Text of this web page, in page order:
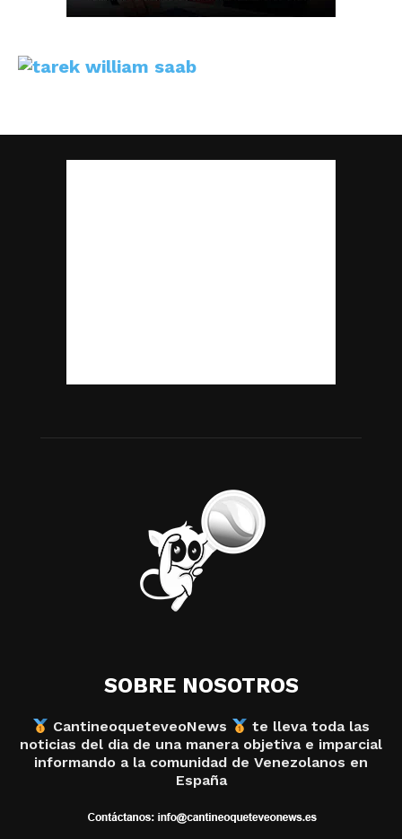
SOBRE NOSOTROS
CantineoqueteveoNews
te lleva toda las
noticias del dia de una manera objetiva e imparcial
informando a la comunidad de Venezolanos en
España